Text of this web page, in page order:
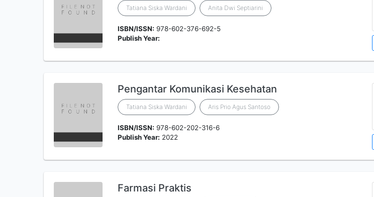
Tatiana Siska Wardani Anita Dwi Septiarini
ISBN/ISSN: 978-602-376-692-5
Publish Year:
Pengantar Komunikasi Kesehatan
Tatiana Siska Wardani Aris Prio Agus Santoso
ISBN/ISSN: 978-602-202-316-6
Publish Year: 2022
Farmasi Praktis